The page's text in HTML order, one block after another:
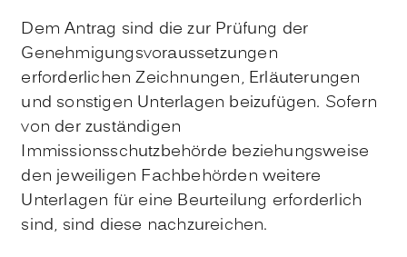
Dem Antrag sind die zur Prüfung der
Genehmigungsvoraussetzungen
erforderlichen Zeichnungen, Erläuterungen
und sonstigen Unterlagen beizufügen. Sofern
von der zuständigen
Immissionsschutzbehörde beziehungsweise
den jeweiligen Fachbehörden weitere
Unterlagen für eine Beurteilung erforderlich
sind, sind diese nachzureichen.